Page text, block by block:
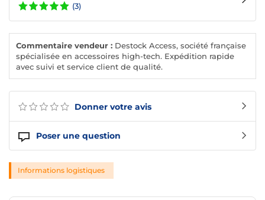
Donner votre avis
Poser une question
(3)
Commentaire vendeur : Destock Access, société française
spécialisée en accessoires high-tech. Expédition rapide
avec suivi et service client de qualité.
Informations logistiques